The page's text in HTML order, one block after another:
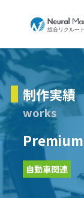
制作実績
works
自動車関連